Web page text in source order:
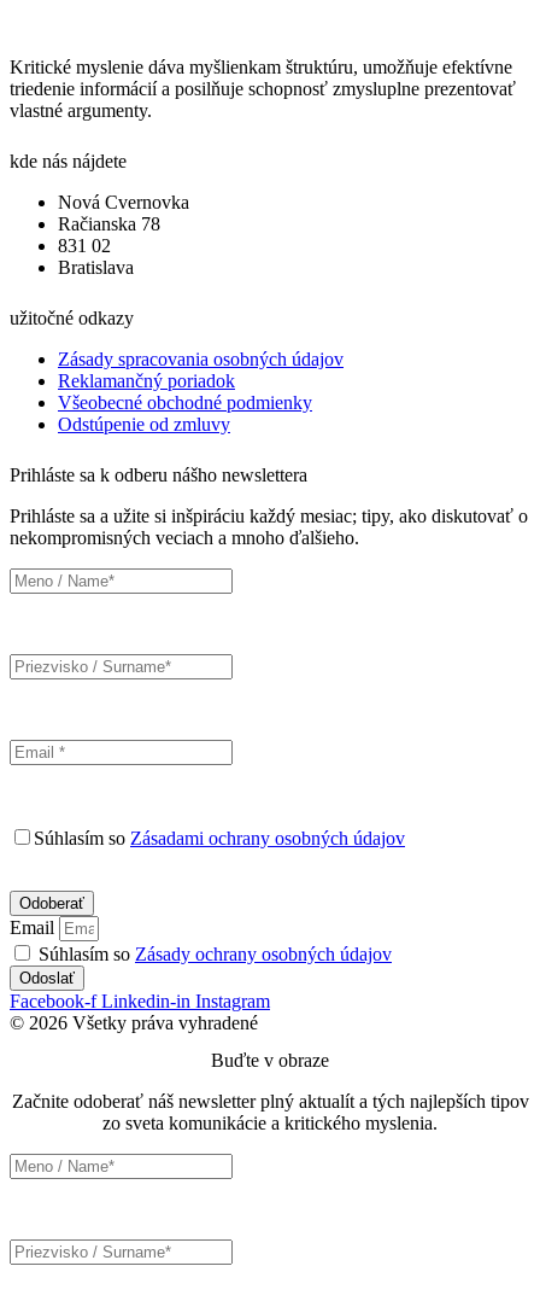
Kritické myslenie dáva myšlienkam štruktúru, umožňuje efektívne
triedenie informácií a posilňuje schopnosť zmysluplne prezentovať
vlastné argumenty.
kde nás nájdete
Nová Cvernovka
Račianska 78
831 02
Bratislava
užitočné odkazy
Zásady spracovania osobných údajov
Reklamančný poriadok
Všeobecné obchodné podmienky
Odstúpenie od zmluvy
Prihláste sa k odberu nášho newslettera
Prihláste sa a užite si inšpiráciu každý mesiac; tipy, ako diskutovať o
nekompromisných veciach a mnoho ďalšieho.
Súhlasím so Zásadami ochrany osobných údajov
Email
Súhlasím so Zásady ochrany osobných údajov
Odoslať
Facebook-f Linkedin-in Instagram
© 2026 Všetky práva vyhradené
Buďte v obraze
Začnite odoberať náš newsletter plný aktualít a tých najlepších tipov
zo sveta komunikácie a kritického myslenia.